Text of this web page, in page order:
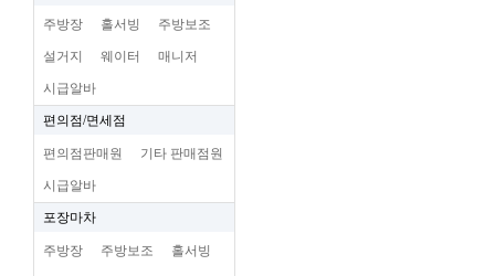
주방장 홀서빙 주방보조
설거지 웨이터 매니저
시급알바
편의점/면세점
편의점판매원 기타 판매점원
시급알바
포장마차
주방장 주방보조 홀서빙